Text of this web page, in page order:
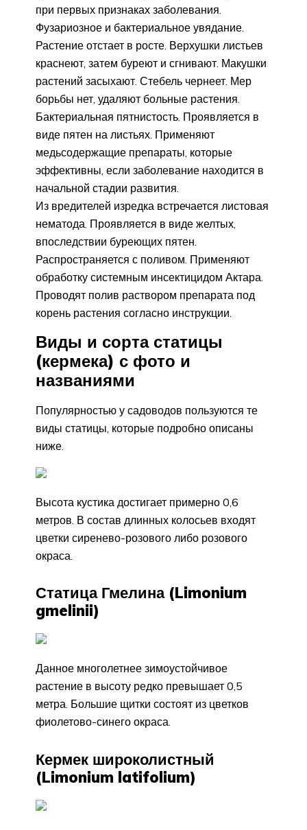
при первых признаках заболевания.
Фузариозное и бактериальное увядание.
Растение отстает в росте. Верхушки листьев
краснеют, затем буреют и сгнивают. Макушки
растений засыхают. Стебель чернеет. Мер
борьбы нет, удаляют больные растения.
Бактериальная пятнистость. Проявляется в
виде пятен на листьях. Применяют
медьсодержащие препараты, которые
эффективны, если заболевание находится в
начальной стадии развития.
Из вредителей изредка встречается листовая
нематода. Проявляется в виде желтых,
впоследствии буреющих пятен.
Распространяется с поливом. Применяют
обработку системным инсектицидом Актара.
Проводят полив раствором препарата под
корень растения согласно инструкции.
Виды и сорта статицы
(кермека) с фото и
названиями
Популярностью у садоводов пользуются те
виды статицы, которые подробно описаны
ниже.
Высота кустика достигает примерно 0,6
метров. В состав длинных колосьев входят
цветки сиренево-розового либо розового
окраса.
Статица Гмелина (Limonium
gmelinii)
Данное многолетнее зимоустойчивое
растение в высоту редко превышает 0,5
метра. Большие щитки состоят из цветков
фиолетово-синего окраса.
Кермек широколистный
(Limonium latifolium)